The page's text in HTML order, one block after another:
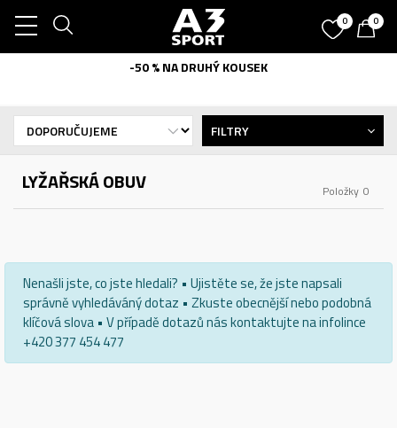
0 0
-50 % NA DRUHÝ KOUSEK
LYŽAŘSKÁ OBUV 0
Položky
FILTRY
Nenašli jste, co jste hledali? • Ujistěte se, že jste napsali
správně vyhledáváný dotaz • Zkuste obecnější nebo podobná
klíčová slova • V případě dotazů nás kontaktujte na infolince
+420 377 454 477